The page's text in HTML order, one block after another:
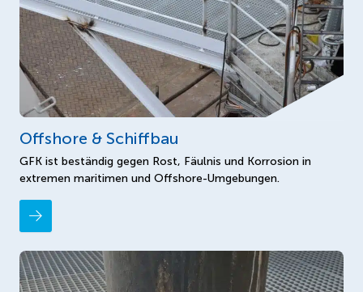
Offshore & Schiffbau
GFK ist beständig gegen Rost, Fäulnis und Korrosion in
extremen maritimen und Offshore-Umgebungen.